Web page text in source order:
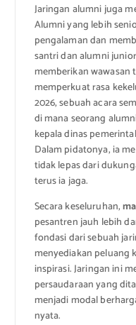
Jaringan alumni juga
Alumni yang lebih
pengalaman dan
santri dan alumni
memberikan
memperkuat rasa
2026, sebuah acara
di mana seorang
kepala dinas
Dalam pidatonya, ia
tidak lepas dari
terus ia jaga.
Secara keseluruhan,
pesantren jauh lebih
fondasi dari sebuah
menyediakan peluang
inspirasi. Jaringan ini
persaudaraan yang
menjadi modal
nyata.